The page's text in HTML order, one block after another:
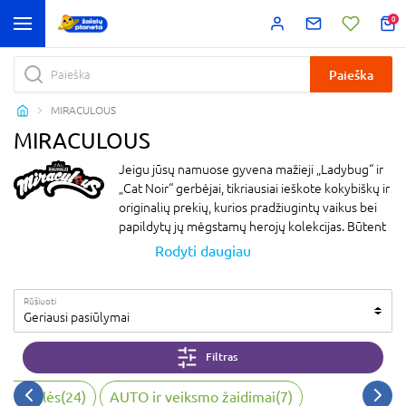
0
Paieška
MIRACULOUS
MIRACULOUS
Jeigu jūsų namuose gyvena mažieji „Ladybug“ ir
„Cat Noir“ gerbėjai, tikriausiai ieškote kokybiškų ir
originalių prekių, kurios pradžiugintų vaikus bei
papildytų jų mėgstamų herojų kolekcijas. Būtent
todėl Miraculous prekės tampa vis populiaresnės
atributika padeda kurti istorijas namų aplinkoje ir
įkvepia vaikų vaizduotę.
Miraculous žaislai – puikus pasirinkimas tėvams,
ieškantiems įdomių, vaizduotę skatinančių žaislų.
Mūsų asortimento įvairovė itin didelė – nuo
Rodyti daugiau
Rūšiuoti
Geriausi pasiūlymai
Filtras
(24) AUTO ir veiksmo žaidimai(7)